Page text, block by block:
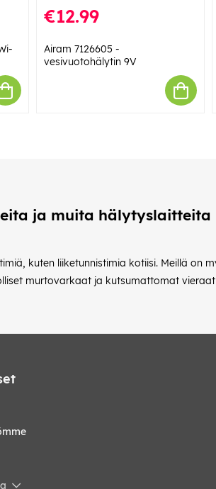
€12.99
Airam 7126605 -
vesivuotohälytin 9V
ja muita hälytyslaitteita
kuten liiketunnistimia kotiisi. Meillä on
murtovarkaat ja kutsumattomat